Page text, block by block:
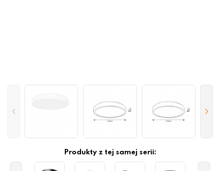
Produkty z tej samej serii: